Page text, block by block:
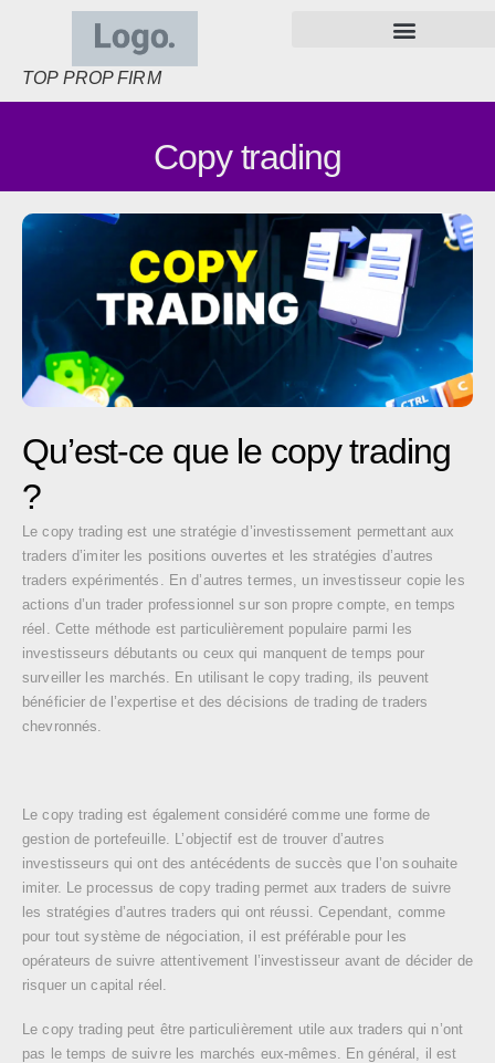
TOP PROP FIRM
Copy trading
Qu’est-ce que le copy trading
?
Le copy trading est une stratégie d’investissement permettant aux
traders d’imiter les positions ouvertes et les stratégies d’autres
traders expérimentés. En d’autres termes, un investisseur copie les
actions d’un trader professionnel sur son propre compte, en temps
réel. Cette méthode est particulièrement populaire parmi les
investisseurs débutants ou ceux qui manquent de temps pour
surveiller les marchés. En utilisant le copy trading, ils peuvent
bénéficier de l’expertise et des décisions de trading de traders
chevronnés.
Le copy trading est également considéré comme une forme de
gestion de portefeuille. L’objectif est de trouver d’autres
investisseurs qui ont des antécédents de succès que l’on souhaite
imiter. Le processus de copy trading permet aux traders de suivre
les stratégies d’autres traders qui ont réussi. Cependant, comme
pour tout système de négociation, il est préférable pour les
opérateurs de suivre attentivement l’investisseur avant de décider de
risquer un capital réel.
Le copy trading peut être particulièrement utile aux traders qui n’ont
pas le temps de suivre les marchés eux-mêmes. En général, il est